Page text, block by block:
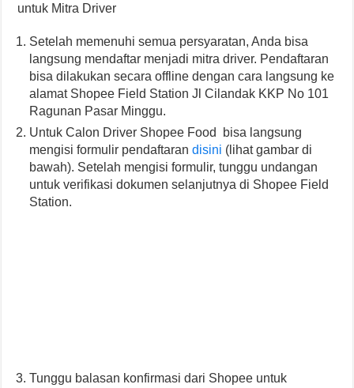
untuk Mitra Driver
Setelah memenuhi semua persyaratan, Anda bisa
langsung mendaftar menjadi mitra driver. Pendaftaran
bisa dilakukan secara offline dengan cara langsung ke
alamat Shopee Field Station Jl Cilandak KKP No 101
Ragunan Pasar Minggu.
Untuk Calon Driver Shopee Food bisa langsung
mengisi formulir pendaftarandisini (lihat gambar di
bawah). Setelah mengisi formulir, tunggu undangan
untuk verifikasi dokumen selanjutnya di Shopee Field
Station.
Tunggu balasan konfirmasi dari Shopee untuk